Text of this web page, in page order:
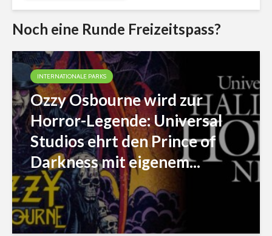
Noch eine Runde Freizeitspass?
INTERNATIONALE PARKS
Ozzy Osbourne wird zur
Horror-Legende: Universal
Studios ehrt den Prince of
Darkness mit eigenem...